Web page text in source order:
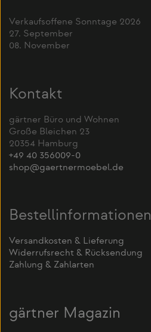
Verkaufsoffene Sonntage 2026
27. September
08. November
Kontakt
gärtner Büro und Wohnen
Große Bleichen 23
20354 Hamburg
+49 40 356009-0
shop@gaertnermoebel.de
Bestellinformationen
Versandkosten & Lieferung
Widerrufsrecht & Rücksendung
Zahlung & Zahlarten
gärtner Magazin